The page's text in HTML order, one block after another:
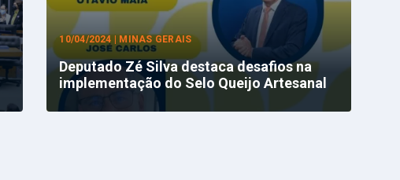
10/04/2024 | MINAS GERAIS
Deputado Zé Silva destaca desafios na
implementação do Selo Queijo Artesanal